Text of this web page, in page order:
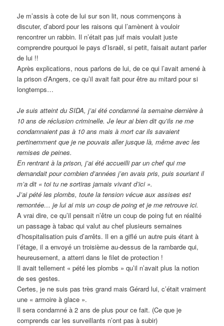
Je m’assis à cote de lui sur son lit, nous commençons à
discuter, d’abord pour les raisons qui l’amènent à vouloir
rencontrer un rabbin. Il n’était pas juif mais voulait juste
comprendre pourquoi le pays d’Israël, si petit, faisait autant parler
de lui !!
Après explications, nous parlons de lui, de ce qui l’avait amené à
la prison d’Angers, ce qu’il avait fait pour être au mitard pour si
longtemps…
Je suis atteint du SIDA, j’ai été condamné la semaine dernière à
10 ans de réclusion criminelle. Je leur ai bien dit qu’ils ne me
condamnaient pas à 10 ans mais à mort car ils savaient
pertinemment que je ne pouvais aller jusque là, même avec les
remises de peines.
En rentrant à la prison, j’ai été accueilli par un chef qui me
demandait pour combien d’années j’en avais pris, puis souriant il
m’a dit « toi tu ne sortiras jamais vivant d’ici ».
J’ai pété les plombs, toute la tension vécue aux assises est
remontée… je lui ai mis un coup de poing et je me retrouve ici.
A vrai dire, ce qu’il pensait n’être un coup de poing fut en réalité
un passage à tabac qui valut au chef plusieurs semaines
d’hospitalisation puis d’arrêts. Il en a giflé un autre puis étant à
l’étage, il a envoyé un troisième au-dessus de la rambarde qui,
heureusement, a atterri dans le filet de protection !
Il avait tellement « pété les plombs » qu’il n’avait plus la notion
de ses gestes.
Certes, je ne suis pas très grand mais Gérard lui, c’était vraiment
une « armoire à glace ».
Il sera condamné à 2 ans de plus pour ce fait. (Ce que je
comprends car les surveillants n’ont pas à subir)